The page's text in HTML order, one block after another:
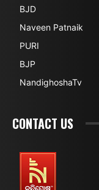
BJD
Naveen Patnaik
PURI
BJP
NandighoshaTv
CONTACT US